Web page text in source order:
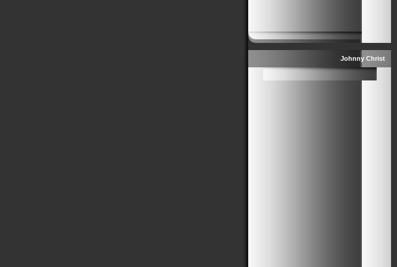
Johnny Christ